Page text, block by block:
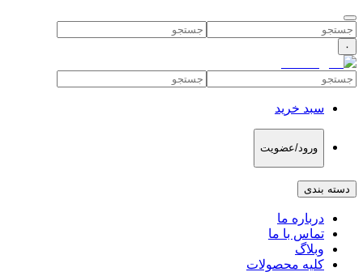
۰
سبد خرید
ورود/عضویت
دسته بندی
درباره ما
تماس با ما
وبلاگ
کلیه محصولات